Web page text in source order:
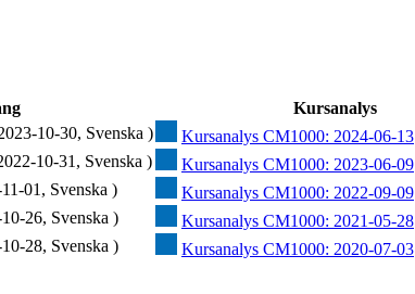
Kursanalys
10-30, Svenska )
Kursanalys CM1000: 2024-06-13
10-31, Svenska )
Kursanalys CM1000: 2023-06-09
01, Svenska )
Kursanalys CM1000: 2022-09-09
26, Svenska )
Kursanalys CM1000: 2021-05-28
28, Svenska ) Kursanalys CM1000: 2020-07-03